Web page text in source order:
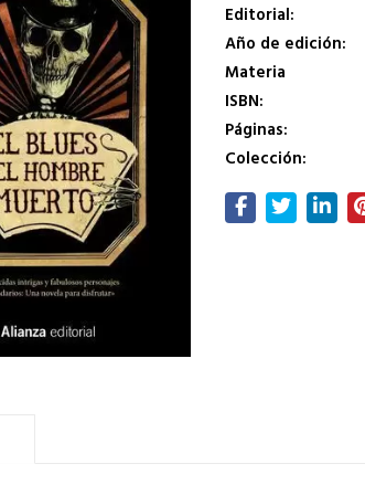
Editorial:
Año de edición:
Materia
ISBN:
Páginas:
Colección: